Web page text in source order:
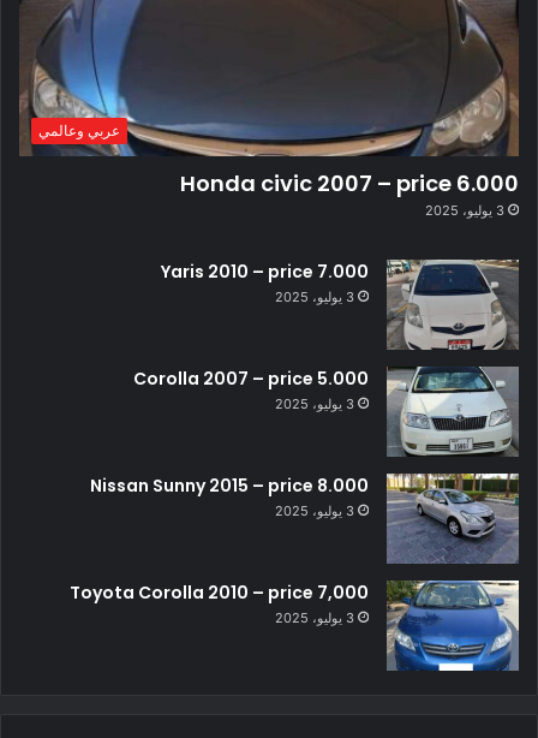
عربي وعالمي
Honda civic 2007 – price 6.000
3 يوليو، 2025
Yaris 2010 – price 7.000
3 يوليو، 2025
Corolla 2007 – price 5.000
3 يوليو، 2025
Nissan Sunny 2015 – price 8.000
3 يوليو، 2025
Toyota Corolla 2010 – price 7,000
3 يوليو، 2025